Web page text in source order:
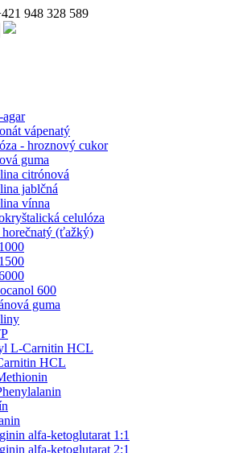
948 328 589
vápenatý
- hroznový cukor
guma
citrónová
jablčná
vínna
celulóza
(ťažký)
600
guma
L-Carnitin HCL
HCL
alfa-ketoglutarat 1:1
alfa-ketoglutarat 2:1